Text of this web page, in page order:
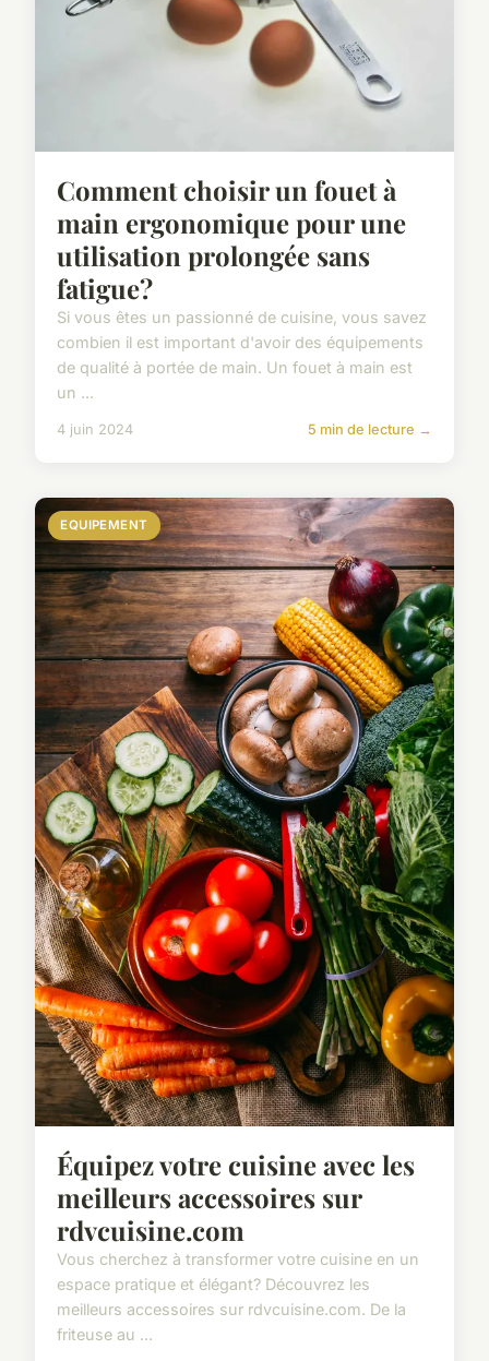
Comment choisir un fouet à
main ergonomique pour une
utilisation prolongée sans
fatigue?
Si vous êtes un passionné de cuisine, vous savez
combien il est important d'avoir des équipements
de qualité à portée de main. Un fouet à main est
un ...
4 juin 2024 5 min de lecture →
EQUIPEMENT
Équipez votre cuisine avec les
meilleurs accessoires sur
rdvcuisine.com
Vous cherchez à transformer votre cuisine en un
espace pratique et élégant? Découvrez les
meilleurs accessoires sur rdvcuisine.com. De la
friteuse au ...